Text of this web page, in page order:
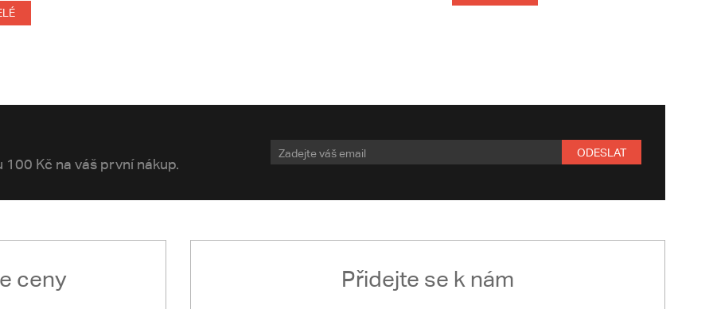
Kč na váš první nákup.
ODESLAT
ceny Přidejte se k nám